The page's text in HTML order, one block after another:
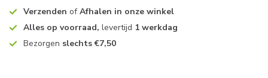
Verzenden ofAfhalen in onze winkel
Alles op voorraad, levertijd 1 werkdag
Bezorgen slechts €7,50